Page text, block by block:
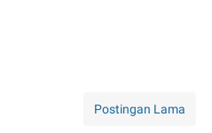
Postingan Lama